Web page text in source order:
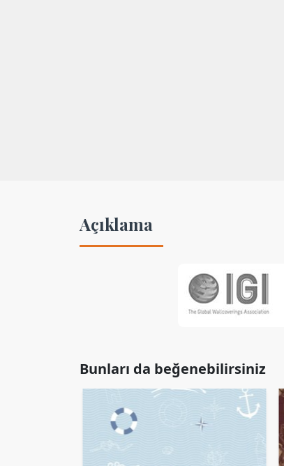
Açıklama
Bunları da beğenebilirsiniz